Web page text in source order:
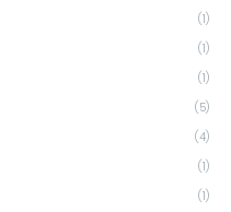
(1)
(1)
(1)
(5)
(4)
(1)
(1)